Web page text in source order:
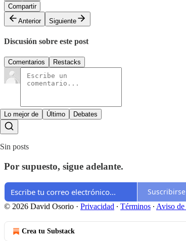
Compartir
Anterior
Siguiente
Discusión sobre este post
Comentarios Restacks
Lo mejor de Último Debates
Sin posts
Por supuesto, sigue adelante.
Suscribirse
© 2026 David Osorio · Privacidad ∙ Términos ∙ Aviso
Crea tu Substack